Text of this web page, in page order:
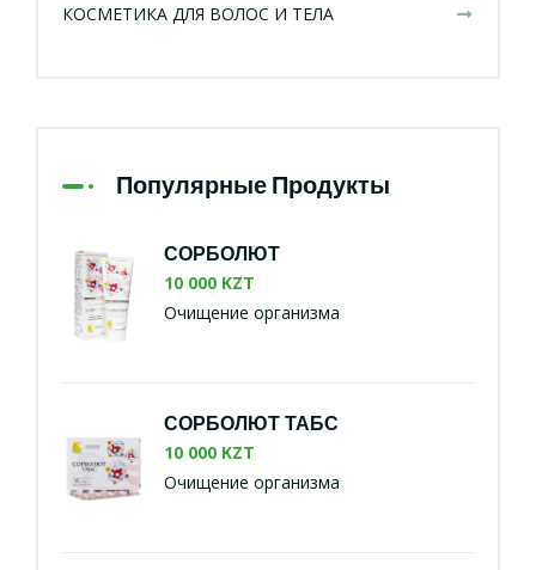
КОСМЕТИКА ДЛЯ ВОЛОС И ТЕЛА
Популярные Продукты
СОРБОЛЮТ
10 000 KZT
Очищение организма
СОРБОЛЮТ ТАБС
10 000 KZT
Очищение организма